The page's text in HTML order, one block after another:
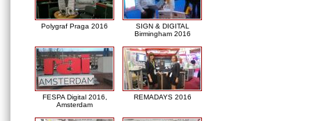
Polygraf Praga 2016
SIGN & DIGITAL
Birmingham 2016
FESPA Digital 2016,
Amsterdam
REMADAYS 2016